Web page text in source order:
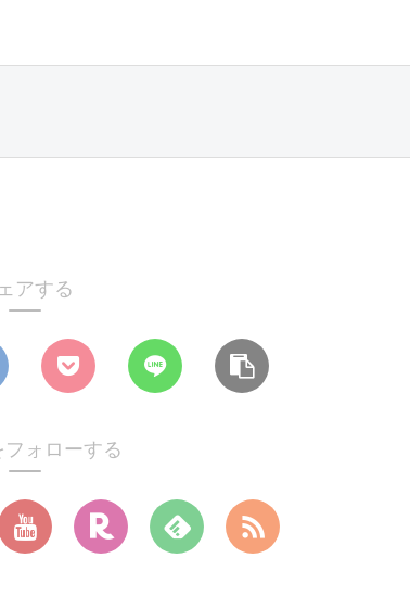
アする
フォローする